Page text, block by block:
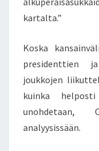
kartalta.”
Koska
presidenttien
joukkojen
kuinka
unohdetaan,
analyysissään.